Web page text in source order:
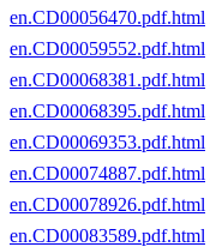
en.CD00056470.pdf.html
en.CD00059552.pdf.html
en.CD00068381.pdf.html
en.CD00068395.pdf.html
en.CD00069353.pdf.html
en.CD00074887.pdf.html
en.CD00078926.pdf.html
en.CD00083589.pdf.html